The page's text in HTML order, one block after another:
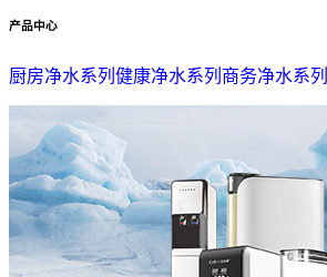
产品中心
厨房净水系列 健康净水系列 商务净水系列